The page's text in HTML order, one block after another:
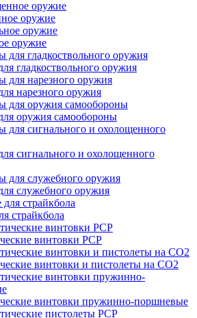
оружие
оружие
гладкоствольного оружия
нарезного оружия
оружия самообороны
сигнального и охолощенного
служебного оружия
страйкбола
винтовки PCP
винтовки и пистолеты на CO2
винтовки пружинно-поршневые